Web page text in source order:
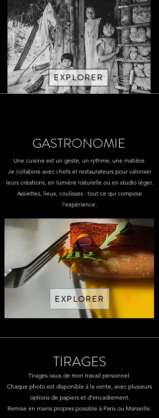
EXPLORER
GASTRONOMIE
Une cuisine est un geste, un rythme, une matière.
Je collabore avec chefs et restaurateurs pour valoriser
leurs créations, en lumière naturelle ou en studio léger.
Assiettes, lieux, coulisses : tout ce qui compose
l’expérience.
EXPLORER
TIRAGES
Tirages issus de mon travail personnel.
Chaque photo est disponible à la vente, avec plusieurs
options de papiers et d’encadrement.
Remise en mains propres possible à Paris ou Marseille.